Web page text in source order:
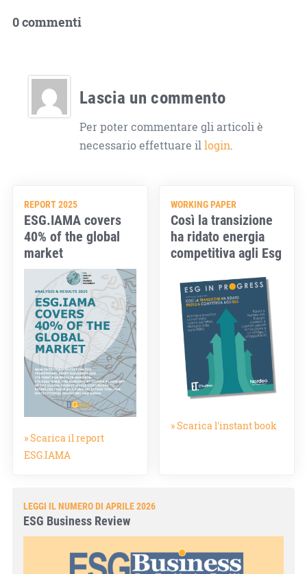
0 commenti
Lascia un commento
Per poter commentare gli articoli è
necessario effettuare illogin.
REPORT 2025
ESG.IAMA covers
40% of the global
market
» Scarica il report
ESG.IAMA
WORKING PAPER
Così la transizione
ha ridato energia
competitiva agli Esg
» Scarica l'instant book
LEGGI IL NUMERO DI APRILE 2026
ESG Business Review